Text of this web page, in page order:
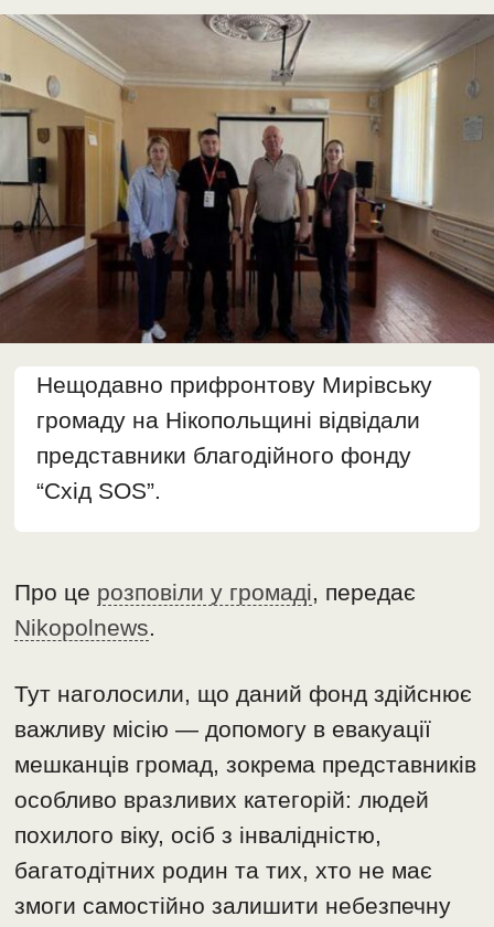
Нещодавно прифронтову Мирівську
громаду на Нікопольщині відвідали
представники благодійного фонду
“Схід SOS”.
Про це розповіли у громаді, передає
Nikopolnews.
Тут наголосили, що даний фонд здійснює
важливу місію — допомогу в евакуації
мешканців громад, зокрема представників
особливо вразливих категорій: людей
похилого віку, осіб з інвалідністю,
багатодітних родин та тих, хто не має
змоги самостійно залишити небезпечну